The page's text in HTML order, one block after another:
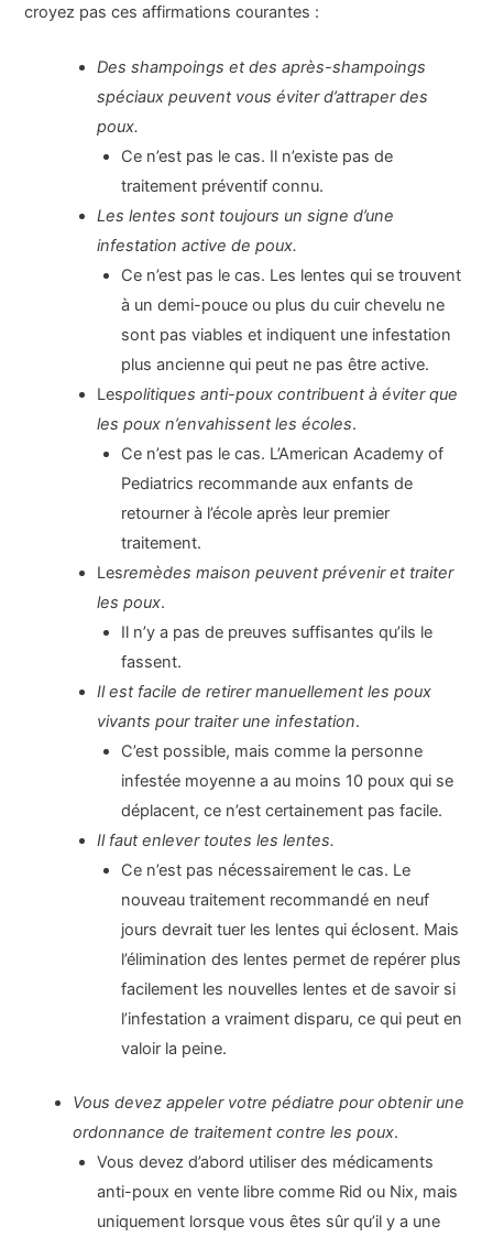
croyez pas ces affirmations courantes :
Des shampoings et des après-shampoings
spéciaux peuvent vous éviter d’attraper des
poux.
Ce n’est pas le cas. Il n’existe pas de
traitement préventif connu.
Les lentes sont toujours un signe d’une
infestation active de poux.
Ce n’est pas le cas. Les lentes qui se trouvent
à un demi-pouce ou plus du cuir chevelu ne
sont pas viables et indiquent une infestation
plus ancienne qui peut ne pas être active.
Lespolitiques anti-poux contribuent à éviter que
les poux n’envahissent les écoles.
Ce n’est pas le cas. L’American Academy of
Pediatrics recommande aux enfants de
retourner à l’école après leur premier
traitement.
Lesremèdes maison peuvent prévenir et traiter
les poux.
Il n’y a pas de preuves suffisantes qu’ils le
fassent.
Il est facile de retirer manuellement les poux
vivants pour traiter une infestation.
C’est possible, mais comme la personne
infestée moyenne a au moins 10 poux qui se
déplacent, ce n’est certainement pas facile.
Il faut enlever toutes les lentes.
Ce n’est pas nécessairement le cas. Le
nouveau traitement recommandé en neuf
jours devrait tuer les lentes qui éclosent. Mais
l’élimination des lentes permet de repérer plus
facilement les nouvelles lentes et de savoir si
l’infestation a vraiment disparu, ce qui peut en
valoir la peine.
Vous devez appeler votre pédiatre pour obtenir une
ordonnance de traitement contre les poux.
Vous devez d’abord utiliser des médicaments
anti-poux en vente libre comme Rid ou Nix, mais
uniquement lorsque vous êtes sûr qu’il y a une